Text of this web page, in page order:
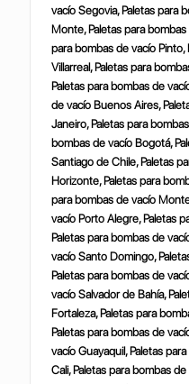
vacío Segovia, Paletas para
Monte, Paletas para
para bombas de vacío
Villarreal, Paletas para
Paletas para bombas de
de vacío Buenos Aires,
Janeiro, Paletas para
bombas de vacío Bogotá,
Santiago de Chile, Paletas
Horizonte, Paletas para
para bombas de vacío
vacío Porto Alegre, Paletas
Paletas para bombas de
vacío Santo Domingo,
Paletas para bombas de
vacío Salvador de Bahía,
Fortaleza, Paletas para
Paletas para bombas de
vacío Guayaquil, Paletas
Cali, Paletas para bombas